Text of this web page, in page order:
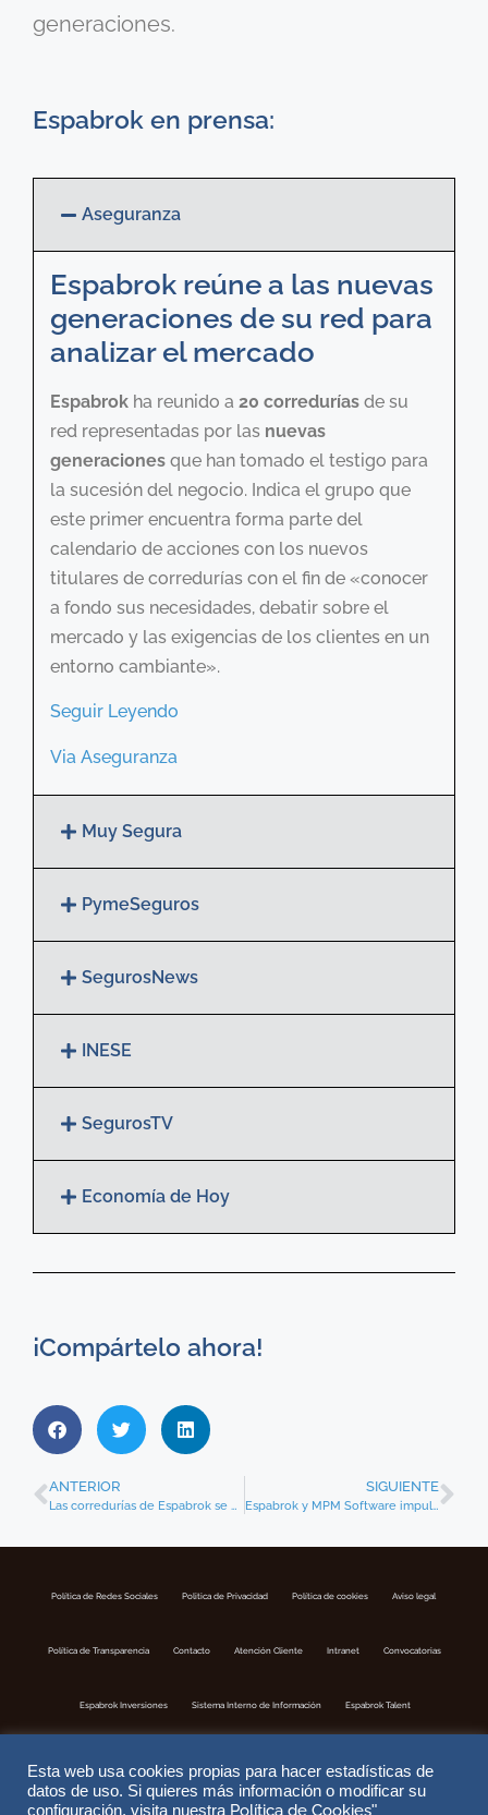
generaciones.
Espabrok en prensa:
Aseguranza
Espabrok reúne a las nuevas
generaciones de su red para
analizar el mercado
Espabrok ha reunido a 20 corredurías de su
red representadas por las nuevas
generaciones que han tomado el testigo para
la sucesión del negocio. Indica el grupo que
este primer encuentra forma parte del
calendario de acciones con los nuevos
titulares de corredurías con el fin de «conocer
a fondo sus necesidades, debatir sobre el
mercado y las exigencias de los clientes en un
entorno cambiante».
Seguir Leyendo
Via Aseguranza
Muy Segura
PymeSeguros
SegurosNews
INESE
SegurosTV
Economía de Hoy
¡Compártelo ahora!
ANTERIOR
Las corredurías de Espabrok se comprometen con la igualdad
SIGUIENTE
Espabrok y MPM Software impulsan nuevos proyectos de innovación y tecnología para su red de corredurías
Política de Redes Sociales Politica de Privacidad Política de cookies Aviso legal
Política de Transparencia Contacto Atención Cliente Intranet Convocatorias
Espabrok Inversiones Sistema Interno de Información Espabrok Talent
Esta web usa cookies propias para hacer estadísticas de
datos de uso. Si quieres más información o modificar su
configuración, visita nuestra Política de Cookies"